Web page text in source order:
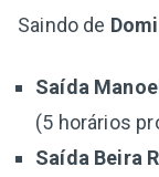
Saindo de
Saída
(5 horários
Saída Beira